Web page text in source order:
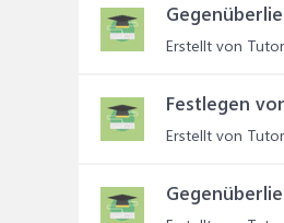
Erstellt von
Festlegen
Erstellt von